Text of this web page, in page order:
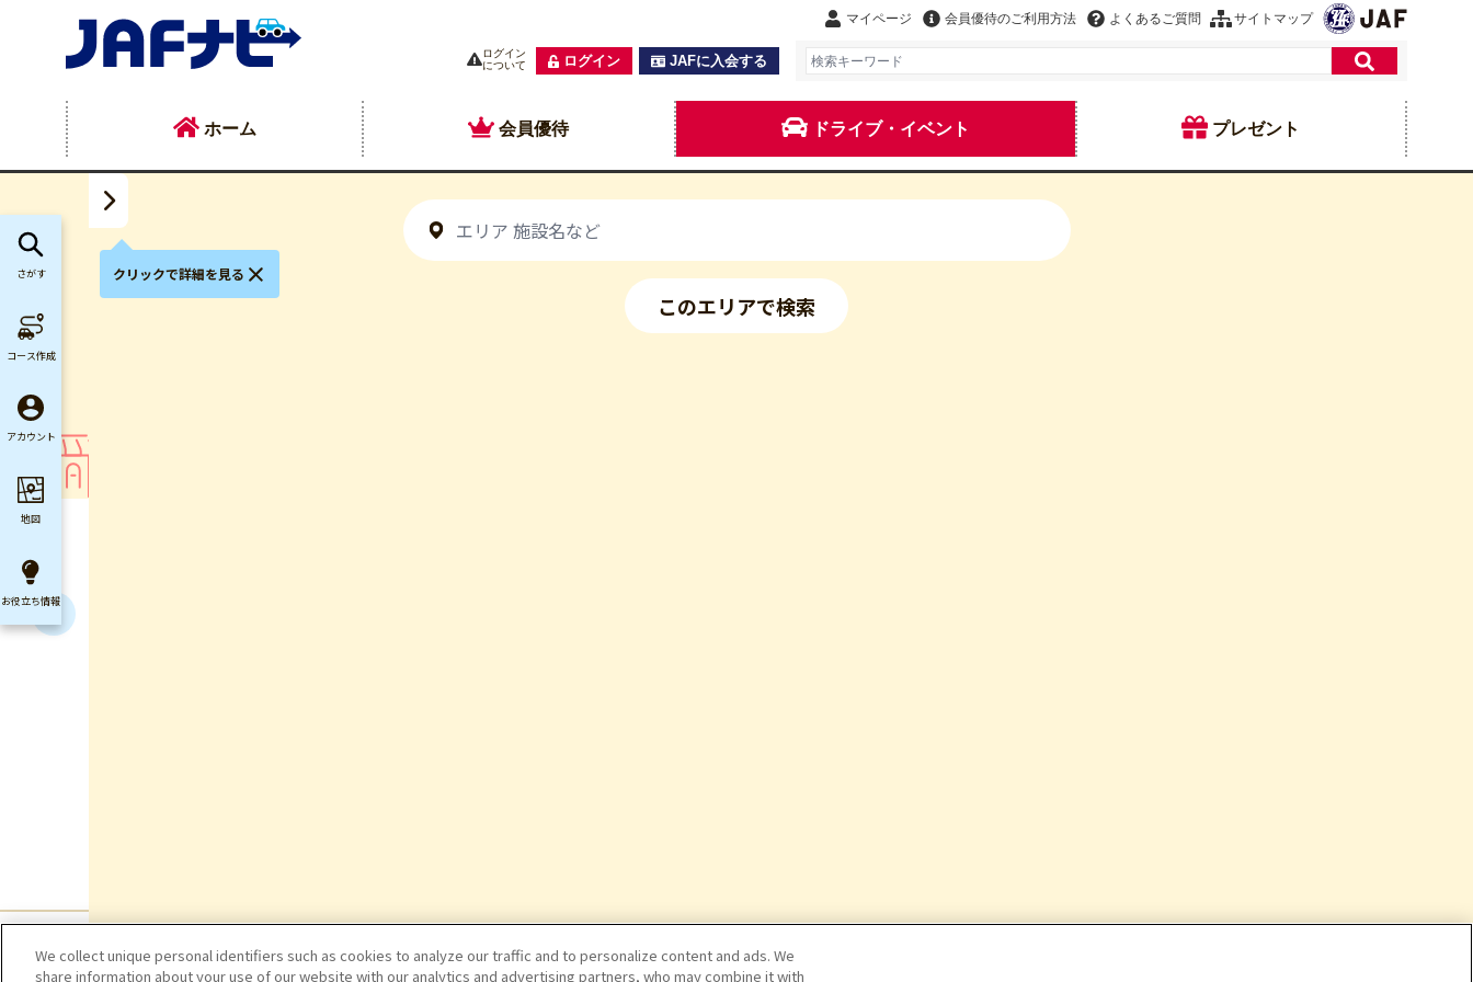
マイページ 会員優待のご利用方法 よくあるご質問 サイトマップ
ログイン
について
ログイン JAFに入会する
ホーム 会員優待 ドライブ・イベント プレゼント
このエリアで検索
クリックで詳細を見る
さがす
コース作成
アカウント
地図
お役立ち情報
We collect unique personal identifiers such as cookies to analyze our traffic and to personalize content and ads. We
share information about your use of our website with our analytics and advertising partners, who may combine it with